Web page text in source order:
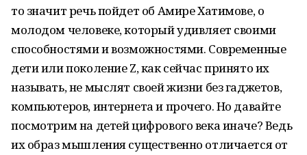
то значит речь пойдет об Амире Хатимове, о
молодом человеке, который удивляет своими
способностями и возможностями. Современные
дети или поколение Z, как сейчас принято их
называть, не мыслят своей жизни без гаджетов,
компьютеров, интернета и прочего. Но давайте
посмотрим на детей цифрового века иначе? Ведь
их образ мышления существенно отличается от